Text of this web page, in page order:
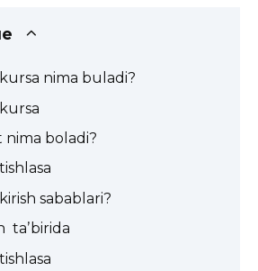
nima buladi?
nima boladi?
sabablari?
taʼbirida